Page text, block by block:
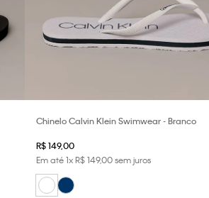
Chinelo Calvin Klein Swimwear - Branco
R$149,00
Em até1xR$149,00sem juros